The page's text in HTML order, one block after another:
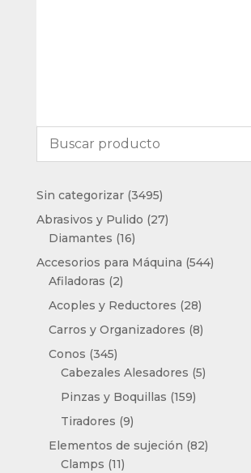
Sin categorizar 34953495
productos
Abrasivos y Pulido 2727
Diamantes 1616
productos
Accesorios para Máquina 544544
Afiladoras 22
productos
Acoples y Reductores 2828
productos
Carros y Organizadores 88
Conos 345345
productos
Cabezales Alesadores 55
Pinzas y Boquillas 159159
Tiradores 99
productos
Elementos de sujeción 8282
Clamps 1111